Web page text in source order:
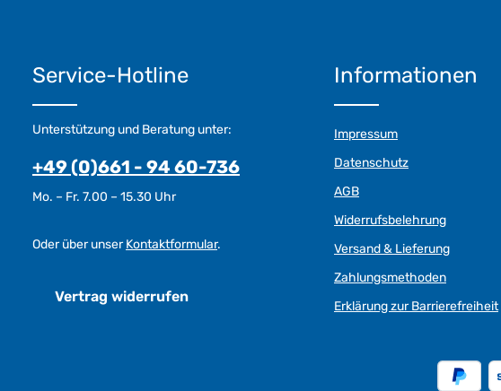
Service-Hotline
Unterstützung und Beratung unter:
+49 (0)661 - 94 60-736
Mo. – Fr. 7.00 – 15.30 Uhr
Oder über unserKontaktformular.
Vertrag widerrufen
Informationen
Impressum
Datenschutz
AGB
Widerrufsbelehrung
Versand & Lieferung
Zahlungsmethoden
Erklärung zur Barrierefreiheit